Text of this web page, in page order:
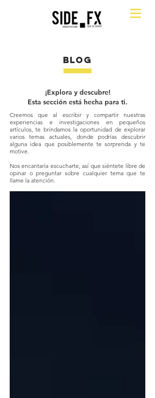
BLOG
¡Explora y descubre!
Esta sección está hecha para ti.
Creemos que al escribir y compartir nuestras
experiencias e investigaciones en pequeños
artículos, te brindamos la oportunidad de explorar
varios temas actuales, donde podrías descubrir
alguna idea que posiblemente te sorprenda y te
motive.
Nos encantaría escucharte, así que siéntete libre de
opinar o preguntar sobre cualquier tema que te
llame la atención.